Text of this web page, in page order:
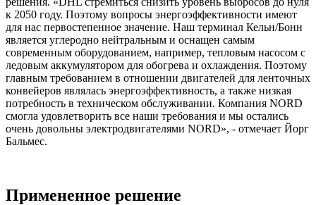
к 2050 году. Поэтому вопросы энергоэффективности имеют
для нас первостепенное значение. Наш терминал Кельн/Бонн
является углеродно нейтральным и оснащен самым
современным оборудованием, например, тепловым насосом с
ледовым аккумулятором для обогрева и охлаждения. Поэтому
главным требованием в отношении двигателей для ленточных
конвейеров являлась энергоэффективность, а также низкая
потребность в техническом обслуживании. Компания NORD
смогла удовлетворить все наши требования и мы остались
очень довольны электродвигателями NORD», - отмечает Йорг
Бальмес.
Примененное решение